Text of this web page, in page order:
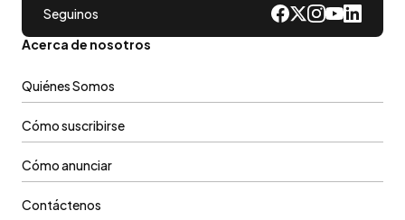
Seguinos
Acerca de nosotros
Quiénes Somos
Cómo suscribirse
Cómo anunciar
Contáctenos